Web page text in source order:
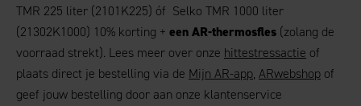
TMR 225 liter (2101K225) óf Selko TMR 1000 liter
(21302K1000) 10% korting + een AR-thermosfles (zolang de
voorraad strekt). Lees meer over onze hittestressactie of
plaats direct je bestelling via de Mijn AR-app, ARwebshop of
geef jouw bestelling door aan onze klantenservice